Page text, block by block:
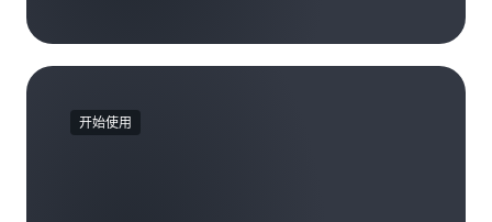
开始使用